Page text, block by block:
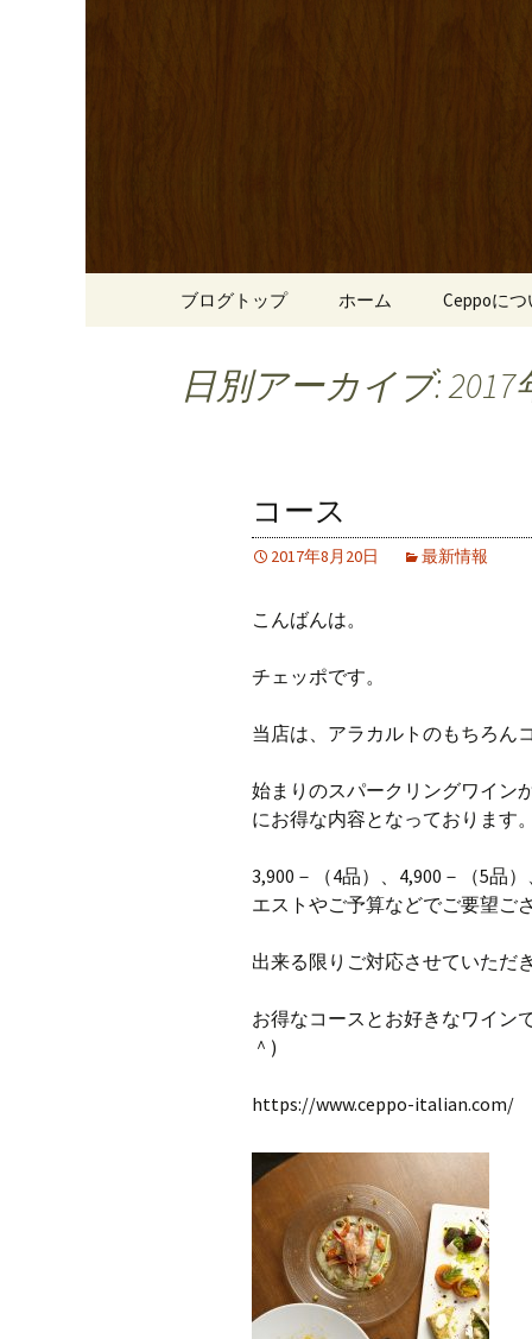
南船場・
「Ceppo
リーブ牛のステーキのほ
コンテンツへ移動
ブログトップ ホーム Ceppoにつ
日別アーカイブ: 2017
コース
2017年8月20日 最新情報
こんばんは。
チェッポです。
当店は、アラカルトのもちろん
始まりのスパークリングワイン
にお得な内容となっております。
3,900－（4品）、4,900－（5品
エストやご予算などでご要望ご
出来る限りご対応させていただき
お得なコースとお好きなワイ
＾)
https://www.ceppo-italian.com/